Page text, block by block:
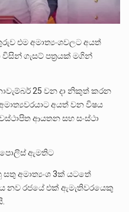
එම අමාත්‍යංශවලට අයත්
ගැසට් පත්‍රයක් මගින්
25 වන දා නිකුත් කරන
අයත් වන විෂය
ආයතන සහ සංස්ථා
පොලිස් ඇමතිට
අමාත්‍යංශ 3ක් යටතේ
නව රජයේ එක් ඇමැතිවරයෙකු